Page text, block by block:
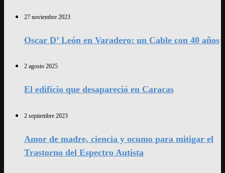
27 noviembre 2023
Oscar D’ León en Varadero: un Cable con 40 años
2 agosto 2025
El edificio que desapareció en Caracas
2 septiembre 2023
Amor de madre, ciencia y ocumo para mitigar el
Trastorno del Espectro Autista